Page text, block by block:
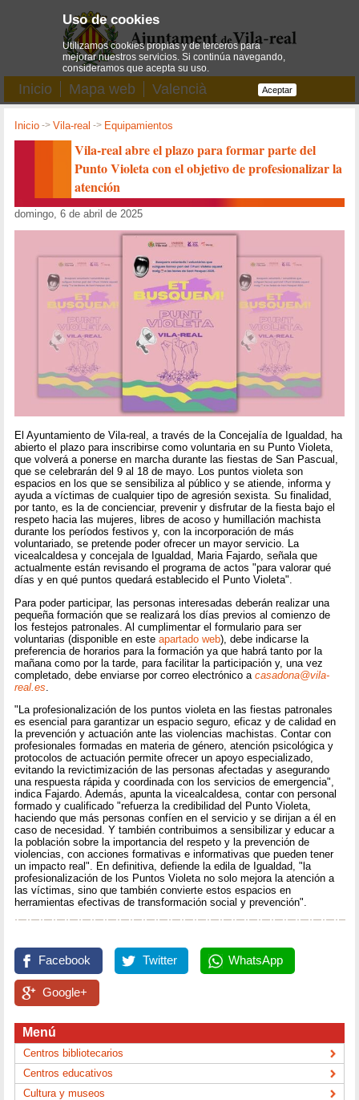
Inicio Mapa web Valencià
Inicio ->Vila-real -> Equipamientos
Vila-real abre el plazo para formar parte del
Punto Violeta con el objetivo de profesionalizar la
atención
domingo, 6 de abril de 2025
El Ayuntamiento de Vila-real, a través de la Concejalía de Igualdad, ha
abierto el plazo para inscribirse como voluntaria en su Punto Violeta,
que volverá a ponerse en marcha durante las fiestas de San Pascual,
que se celebrarán del 9 al 18 de mayo. Los puntos violeta son
espacios en los que se sensibiliza al público y se atiende, informa y
ayuda a víctimas de cualquier tipo de agresión sexista. Su finalidad,
por tanto, es la de concienciar, prevenir y disfrutar de la fiesta bajo el
respeto hacia las mujeres, libres de acoso y humillación machista
durante los períodos festivos y, con la incorporación de más
voluntariado, se pretende poder ofrecer un mayor servicio. La
vicealcaldesa y concejala de Igualdad, Maria Fajardo, señala que
actualmente están revisando el programa de actos "para valorar qué
días y en qué puntos quedará establecido el Punto Violeta".
Para poder participar, las personas interesadas deberán realizar una
pequeña formación que se realizará los días previos al comienzo de
los festejos patronales. Al cumplimentar el formulario para ser
voluntarias (disponible en esteapartado web), debe indicarse la
preferencia de horarios para la formación ya que habrá tanto por la
mañana como por la tarde, para facilitar la participación y, una vez
completado, debe enviarse por correo electrónico acasadona@vila-
real.es
"La profesionalización de los puntos violeta en las fiestas patronales
es esencial para garantizar un espacio seguro, eficaz y de calidad en
la prevención y actuación ante las violencias machistas. Contar con
profesionales formadas en materia de género, atención psicológica y
protocolos de actuación permite ofrecer un apoyo especializado,
evitando la revictimización de las personas afectadas y asegurando
una respuesta rápida y coordinada con los servicios de emergencia",
indica Fajardo. Además, apunta la vicealcaldesa, contar con personal
formado y cualificado "refuerza la credibilidad del Punto Violeta,
haciendo que más personas confíen en el servicio y se dirijan a él en
caso de necesidad. Y también contribuimos a sensibilizar y educar a
la población sobre la importancia del respeto y la prevención de
violencias, con acciones formativas e informativas que pueden tener
un impacto real". En definitiva, defiende la edila de Igualdad, "la
profesionalización de los Puntos Violeta no solo mejora la atención a
las víctimas, sino que también convierte estos espacios en
herramientas efectivas de transformación social y prevención".
Facebook Twitter WhatsApp
Google+
Menú
Centros bibliotecarios
Centros educativos
Cultura y museos
Uso de cookies
Utilizamos cookies propias y de terceros para
mejorar nuestros servicios. Si continúa navegando,
consideramos que acepta su uso.
Aceptar